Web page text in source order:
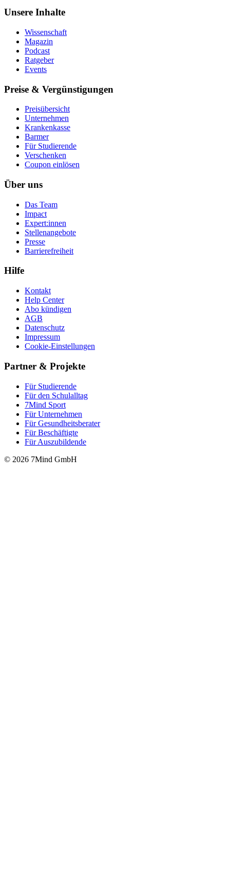
Unsere Inhalte
Wissenschaft
Magazin
Podcast
Ratgeber
Events
Preise & Vergünstigungen
Preisübersicht
Unternehmen
Krankenkasse
Barmer
Für Studierende
Ver­schen­ken
Coupon einlösen
Über uns
Das Team
Impact
Expert:innen
Stellenangebote
Presse
Barrierefreiheit
Hilfe
Kontakt
Help Center
Abo kündigen
AGB
Datenschutz
Impressum
Cookie-Einstellungen
Partner & Projekte
Für Stu­die­rende
Für den Schulalltag
7Mind Sport
Für Unter­neh­men
Für Gesund­heits­be­ra­ter
Für Beschäftigte
Für Auszubildende
© 2026 7Mind GmbH